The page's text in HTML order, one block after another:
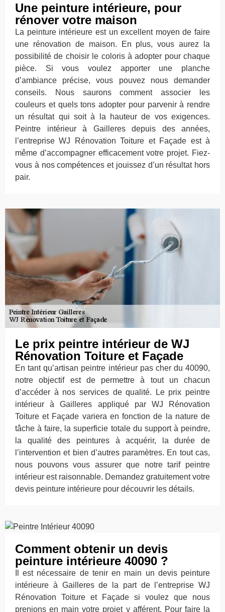
Une peinture intérieure, pour
rénover votre maison
La peinture intérieure est un excellent moyen de faire
une rénovation de maison. En plus, vous aurez la
possibilité de choisir le coloris à adopter pour chaque
pièce. Si vous voulez apporter une planche
d’ambiance précise, vous pouvez nous demander
conseils. Nous saurons comment associer les
couleurs et quels tons adopter pour parvenir à rendre
un résultat qui soit à la hauteur de vos exigences.
Peintre intérieur à Gailleres depuis des années,
l’entreprise WJ Rénovation Toiture et Façade est à
même d’accompagner efficacement votre projet. Fiez-
vous à nos compétences et jouissez d’un résultat hors
pair.
Le prix peintre intérieur de WJ
Rénovation Toiture et Façade
En tant qu’artisan peintre intérieur pas cher du 40090,
notre objectif est de permettre à tout un chacun
d’accéder à nos services de qualité. Le prix peintre
intérieur à Gailleres appliqué par WJ Rénovation
Toiture et Façade variera en fonction de la nature de
tâche à faire, la superficie totale du support à peindre,
la qualité des peintures à acquérir, la durée de
l’intervention et bien d’autres paramètres. En tout cas,
nous pouvons vous assurer que notre tarif peintre
intérieur est raisonnable. Demandez gratuitement votre
devis peinture intérieure pour découvrir les détails.
Comment obtenir un devis
peinture intérieure 40090 ?
Il est nécessaire de tenir en main un devis peinture
intérieure à Gailleres de la part de l’entreprise WJ
Rénovation Toiture et Façade si voulez que nous
prenions en main votre projet y afférent. Pour faire la